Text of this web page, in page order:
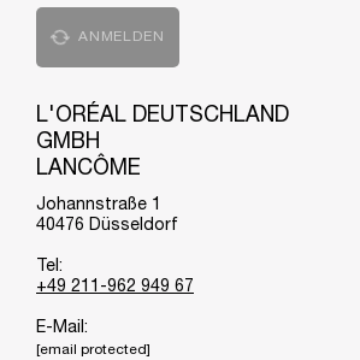
ANMELDEN
L'ORÉAL DEUTSCHLAND
GMBH
LANCÔME
Johannstraße 1
40476 Düsseldorf
Tel:
+49 211-962 949 67
E-Mail:
[email protected]